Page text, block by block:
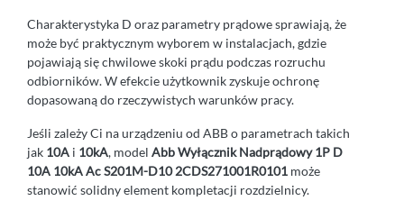
Charakterystyka D oraz parametry prądowe sprawiają, że
może być praktycznym wyborem w instalacjach, gdzie
pojawiają się chwilowe skoki prądu podczas rozruchu
odbiorników. W efekcie użytkownik zyskuje ochronę
dopasowaną do rzeczywistych warunków pracy.
Jeśli zależy Ci na urządzeniu od ABB o parametrach takich
jak 10A i 10kA, model Abb Wyłącznik Nadprądowy 1P D
10A 10kA Ac S201M-D10 2CDS271001R0101 może
stanowić solidny element kompletacji rozdzielnicy.